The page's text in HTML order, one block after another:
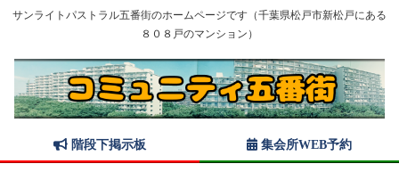
サンライトパストラル五番街のホームページです（千葉県松戸市新松戸にある
８０８戸のマンション）
階段下掲示板 集会所WEB予約